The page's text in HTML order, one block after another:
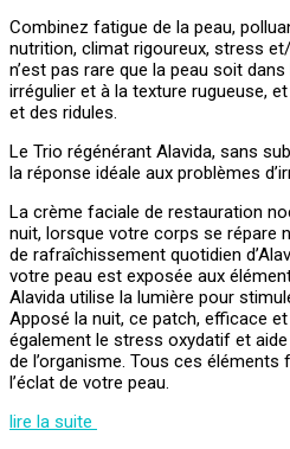
Combinez fatigue de la peau,
nutrition, climat rigoureux, stress
n’est pas rare que la peau soit
irrégulier et à la texture rugueuse,
et des ridules.
Le Trio régénérant Alavida, sans
la réponse idéale aux problèmes
La crème faciale de restauration
nuit, lorsque votre corps se répare
de rafraîchissement quotidien
votre peau est exposée aux
Alavida utilise la lumière pour
Apposé la nuit, ce patch, efficace
également le stress oxydatif et
de l’organisme. Tous ces
l’éclat de votre peau.
lire la suite